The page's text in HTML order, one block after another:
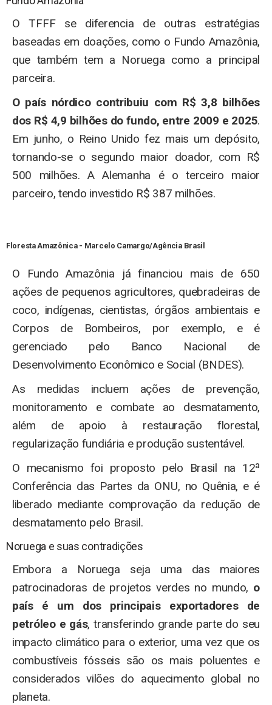
O TFFF se diferencia de outras estratégias
baseadas em doações, como o Fundo Amazônia,
que também tem a Noruega como a principal
parceira.
O país nórdico contribuiu com R$ 3,8 bilhões
dos R$ 4,9 bilhões do fundo, entre 2009 e 2025.
Em junho, o Reino Unido fez mais um depósito,
tornando-se o segundo maior doador, com R$
500 milhões. A Alemanha é o terceiro maior
parceiro, tendo investido R$ 387 milhões.
Floresta Amazônica - Marcelo Camargo/Agência Brasil
O Fundo Amazônia já financiou mais de 650
ações de pequenos agricultores, quebradeiras de
coco, indígenas, cientistas, órgãos ambientais e
Corpos de Bombeiros, por exemplo, e é
gerenciado pelo Banco Nacional de
Desenvolvimento Econômico e Social (BNDES).
As medidas incluem ações de prevenção,
monitoramento e combate ao desmatamento,
além de apoio à restauração florestal,
regularização fundiária e produção sustentável.
O mecanismo foi proposto pelo Brasil na 12ª
Conferência das Partes da ONU, no Quênia, e é
liberado mediante comprovação da redução de
desmatamento pelo Brasil.
Noruega e suas contradições
Embora a Noruega seja uma das maiores
patrocinadoras de projetos verdes no mundo, o
país é um dos principais exportadores de
petróleo e gás, transferindo grande parte do seu
impacto climático para o exterior, uma vez que os
combustíveis fósseis são os mais poluentes e
considerados vilões do aquecimento global no
planeta.